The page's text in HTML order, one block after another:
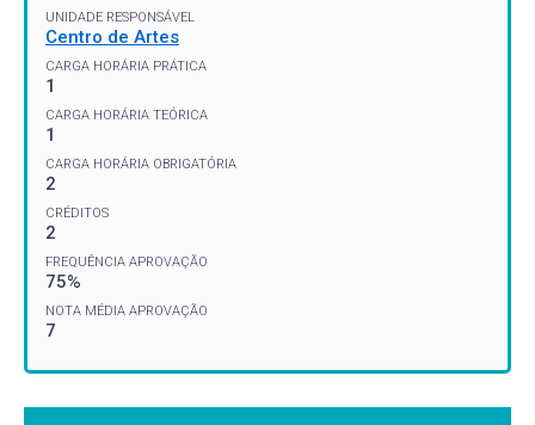
UNIDADE RESPONSÁVEL
Centro de Artes
CARGA HORÁRIA PRÁTICA
1
CARGA HORÁRIA TEÓRICA
1
CARGA HORÁRIA OBRIGATÓRIA
2
CRÉDITOS
2
FREQUÊNCIA APROVAÇÃO
75%
NOTA MÉDIA APROVAÇÃO
7